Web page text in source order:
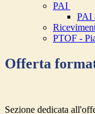
PAI
PAI
PTOF -
Offerta
Sezione dedicata